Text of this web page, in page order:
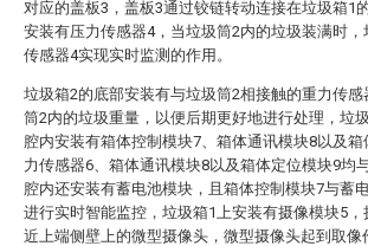
对应的盖板3，盖板3通过铰链转动连接在垃圾箱1
安装有压力传感器4，当垃圾筒2内的垃圾装满时
传感器4实现实时监测的作用。
垃圾箱2的底部安装有与垃圾筒2相接触的重力传
筒2内的垃圾重量，以便后期更好地进行处理，垃
腔内安装有箱体控制模块7、箱体通讯模块8以及
力传感器6、箱体通讯模块8以及箱体定位模块9均
腔内还安装有蓄电池模块，且箱体控制模块7与蓄
进行实时智能监控，垃圾箱1上安装有摄像模块5
近上端侧壁上的微型摄像头，微型摄像头起到取